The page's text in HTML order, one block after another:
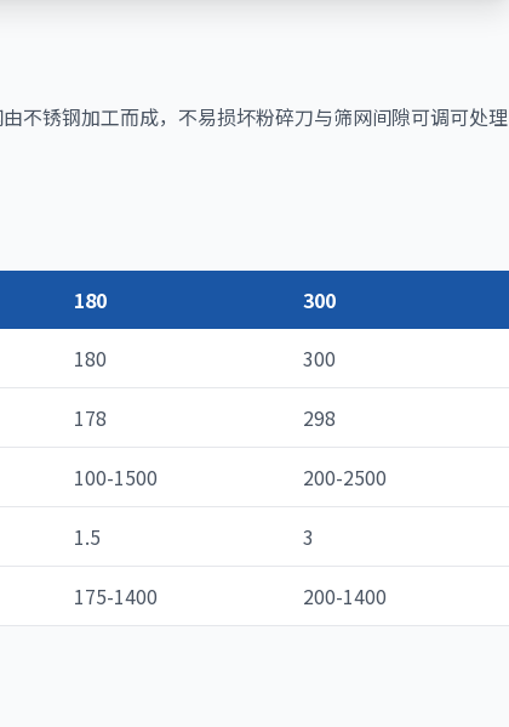
不锈钢加工而成，不易损坏粉碎刀与筛网间隙可调可处理
180
300
180 300
178 298
100-1500 200-2500
1.5 3
175-1400 200-1400